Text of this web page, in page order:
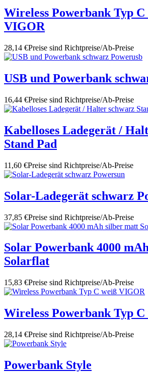
Wireless Powerbank Typ C
VIGOR
28,14 €Preise sind Richtpreise/Ab-Preise
USB und Powerbank
16,44 €Preise sind Richtpreise/Ab-Preise
Kabelloses Ladegerät /
Stand Pad
11,60 €Preise sind Richtpreise/Ab-Preise
Solar-Ladegerät schwarz
37,85 €Preise sind Richtpreise/Ab-Preise
Solar Powerbank 4000
Solarflat
15,83 €Preise sind Richtpreise/Ab-Preise
Wireless Powerbank Typ
28,14 €Preise sind Richtpreise/Ab-Preise
Powerbank Style